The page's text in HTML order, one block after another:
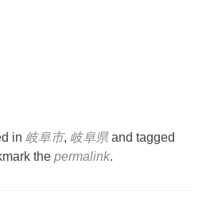
in 岐阜市, 岐阜県 and tagged
the permalink.